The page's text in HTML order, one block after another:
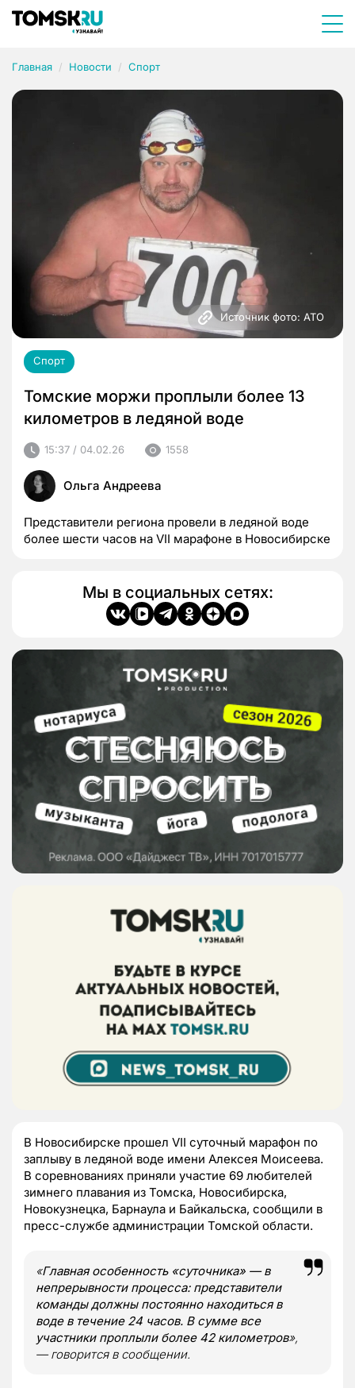
Главная Новости Спорт
Источник фото: АТО
Спорт
Томские моржи проплыли более 13
километров в ледяной воде
15:37 / 04.02.26 1558
Ольга Андреева
Представители региона провели в ледяной воде
более шести часов на VII марафоне в Новосибирске
Мы в социальных сетях:
В Новосибирске прошел VII суточный марафон по
заплыву в ледяной воде имени Алексея Моисеева.
В соревнованиях приняли участие 69 любителей
зимнего плавания из Томска, Новосибирска,
Новокузнецка, Барнаула и Байкальска, сообщили в
пресс-службе администрации Томской области.
«Главная особенность «суточника» — в
непрерывности процесса: представители
команды должны постоянно находиться в
воде в течение 24 часов. В сумме все
участники проплыли более 42 километров»,
— говорится в сообщении.